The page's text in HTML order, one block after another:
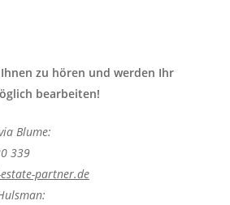
zu hören und werden Ihr
bearbeiten!
Blume:
339
partner.de